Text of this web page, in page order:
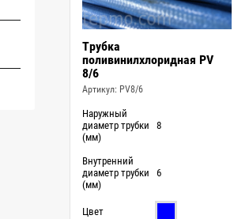
Трубка
поливинилхлоридная PV
8/6
Артикул: PV8/6
Наружный
диаметр трубки
(мм)
8
Внутренний
диаметр трубки
(мм)
6
Цвет